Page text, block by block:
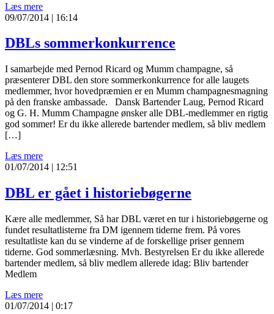
Læs mere
09/07/2014 | 16:14
DBLs sommerkonkurrence
I samarbejde med Pernod Ricard og Mumm champagne, så
præsenterer DBL den store sommerkonkurrence for alle laugets
medlemmer, hvor hovedpræmien er en Mumm champagnesmagning
på den franske ambassade. Dansk Bartender Laug, Pernod Ricard
og G. H. Mumm Champagne ønsker alle DBL-medlemmer en rigtig
god sommer! Er du ikke allerede bartender medlem, så bliv medlem
[…]
Læs mere
01/07/2014 | 12:51
DBL er gået i historiebøgerne
Kære alle medlemmer, Så har DBL været en tur i historiebøgerne og
fundet resultatlisterne fra DM igennem tiderne frem. På vores
resultatliste kan du se vinderne af de forskellige priser gennem
tiderne. God sommerlæsning. Mvh. Bestyrelsen Er du ikke allerede
bartender medlem, så bliv medlem allerede idag: Bliv bartender
Medlem
Læs mere
01/07/2014 | 0:17